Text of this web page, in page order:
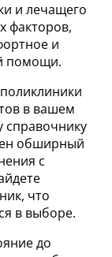
и лечащего
факторов,
и
помощи.
в вашем
обширный
с
что
в выборе.
до